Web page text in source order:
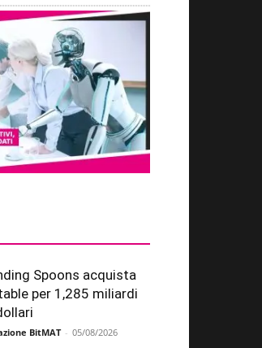
Spoons acquista
per 1,285 miliardi
BitMAT - 05/08/2026